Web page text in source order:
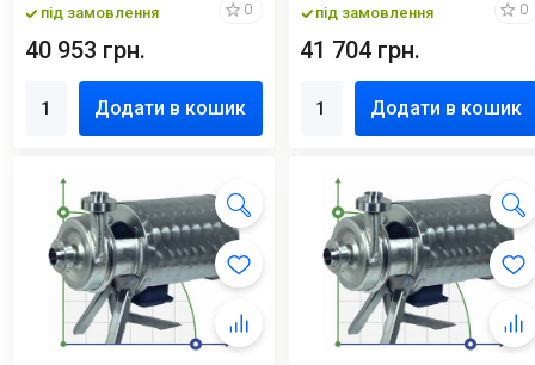
під замовлення 0
40 953 грн.
Додати в кошик
під замовлення 0
41 704 грн.
Додати в кошик